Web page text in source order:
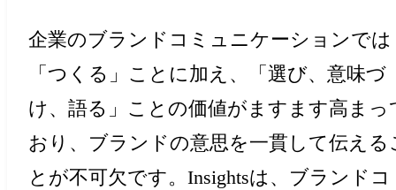
企業のブランドコミュニケーションでは
「つくる」ことに加え、「選び、意味づ
け、語る」ことの価値がますます高まっ
おり、ブランドの意思を一貫して伝える
とが不可欠です。Insightsは、ブランドコ